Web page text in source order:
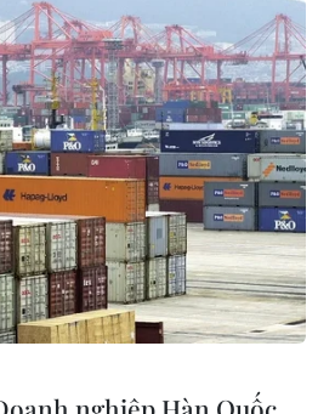
#Công nghệ 3D
Pôn
#Chấn thương chỉnh hình